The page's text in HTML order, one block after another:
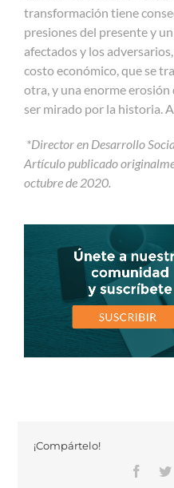
transformación tiene
presiones del presente y
afectados y los
costo económico, que se
otra, y una enorme
ser mirado por la historia.
*Director en Desarrollo
Artículo publicado
octubre de 2020.
¡Compártelo!